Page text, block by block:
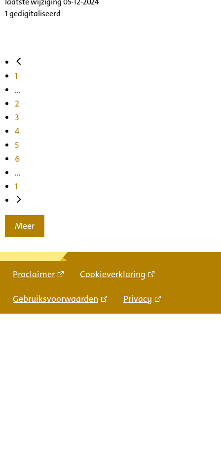
1 gedigitaliseerd
1
...
2
3
4
5
6
...
1
Meer
Proclaimer Cookieverklaring
Gebruiksvoorwaarden Privacy